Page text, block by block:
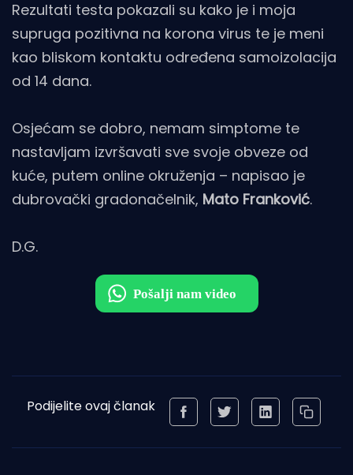
Rezultati testa pokazali su kako je i moja
supruga pozitivna na korona virus te je meni
kao bliskom kontaktu određena samoizolacija
od 14 dana.
Osjećam se dobro, nemam simptome te
nastavljam izvršavati sve svoje obveze od
kuće, putem online okruženja – napisao je
dubrovački gradonačelnik, Mato Franković.
D.G.
Podijelite ovaj članak